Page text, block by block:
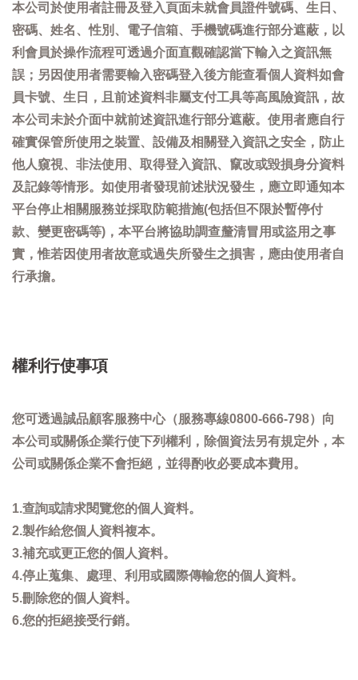
本公司於使用者註冊及登入頁面未就會員證件號碼、生日、
密碼、姓名、性別、電子信箱、手機號碼進行部分遮蔽，以
利會員於操作流程可透過介面直觀確認當下輸入之資訊無
誤；另因使用者需要輸入密碼登入後方能查看個人資料如會
員卡號、生日，且前述資料非屬支付工具等高風險資訊，故
本公司未於介面中就前述資訊進行部分遮蔽。使用者應自行
確實保管所使用之裝置、設備及相關登入資訊之安全，防止
他人窺視、非法使用、取得登入資訊、竄改或毀損身分資料
及記錄等情形。如使用者發現前述狀況發生，應立即通知本
平台停止相關服務並採取防範措施(包括但不限於暫停付
款、變更密碼等)，本平台將協助調查釐清冒用或盜用之事
實，惟若因使用者故意或過失所發生之損害，應由使用者自
行承擔。
權利行使事項
您可透過誠品顧客服務中心（服務專線0800-666-798）向
本公司或關係企業行使下列權利，除個資法另有規定外，本
公司或關係企業不會拒絕，並得酌收必要成本費用。
1.查詢或請求閱覽您的個人資料。
2.製作給您個人資料複本。
3.補充或更正您的個人資料。
4.停止蒐集、處理、利用或國際傳輸您的個人資料。
5.刪除您的個人資料。
6.您的拒絕接受行銷。